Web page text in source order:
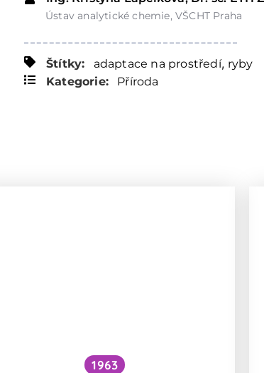
Ústav analytické chemie, VŠCHT Praha
Štítky: adaptace na prostředí, ryby
Kategorie:
Příroda
1963